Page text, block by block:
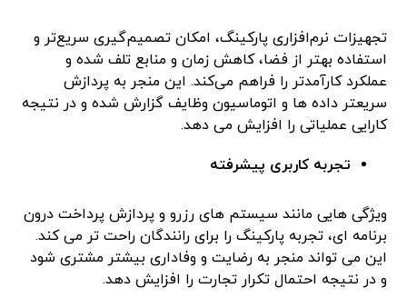
تجهیزات نرم‌افزاری پارکینگ، امکان تصمیم‌گیری سریع‌تر و
استفاده بهتر از فضا، کاهش زمان و منابع تلف شده و
عملکرد کارآمدتر را فراهم می‌کند. این منجر به پردازش
سریعتر داده ها و اتوماسیون وظایف گزارش شده و در نتیجه
کارایی عملیاتی را افزایش می دهد.
تجربه کاربری پیشرفته
ویژگی هایی مانند سیستم های رزرو و پردازش پرداخت درون
برنامه ای، تجربه پارکینگ را برای رانندگان راحت تر می کند.
این می تواند منجر به رضایت و وفاداری بیشتر مشتری شود
و در نتیجه احتمال تکرار تجارت را افزایش دهد.